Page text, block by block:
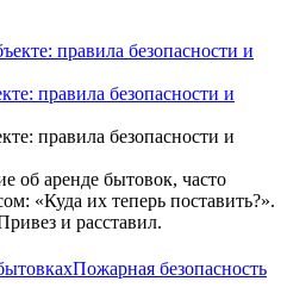
правила безопасности и
правила безопасности и
об аренде бытовок, часто
«Куда их теперь поставить?».
и расставил.
Пожарная безопасность